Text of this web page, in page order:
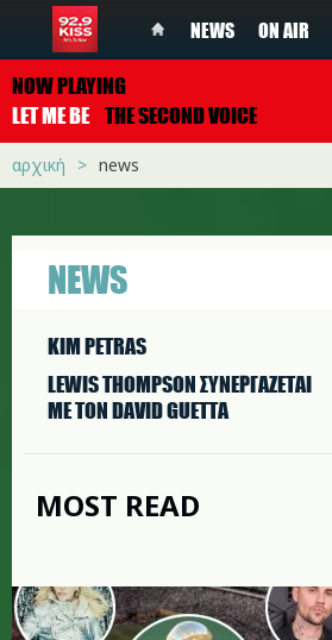
NEWS ON AIR
NOW PLAYING
LET ME BE THE SECOND VOICE
αρχική news
NEWS
KIM PETRAS
LEWIS THOMPSON ΣΥΝΕΡΓAΖΕΤΑΙ
ΜΕ ΤΟΝ DAVID GUETTA
MOST READ